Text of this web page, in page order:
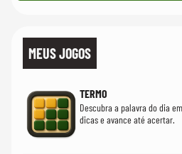
MEUS JOGOS
TERMO
Descubra a palavra do dia
dicas e avance até acertar.